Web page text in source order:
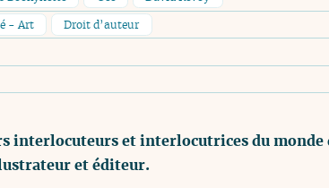
- Art Droit d’auteur
interlocuteurs et interlocutrices du
et éditeur.